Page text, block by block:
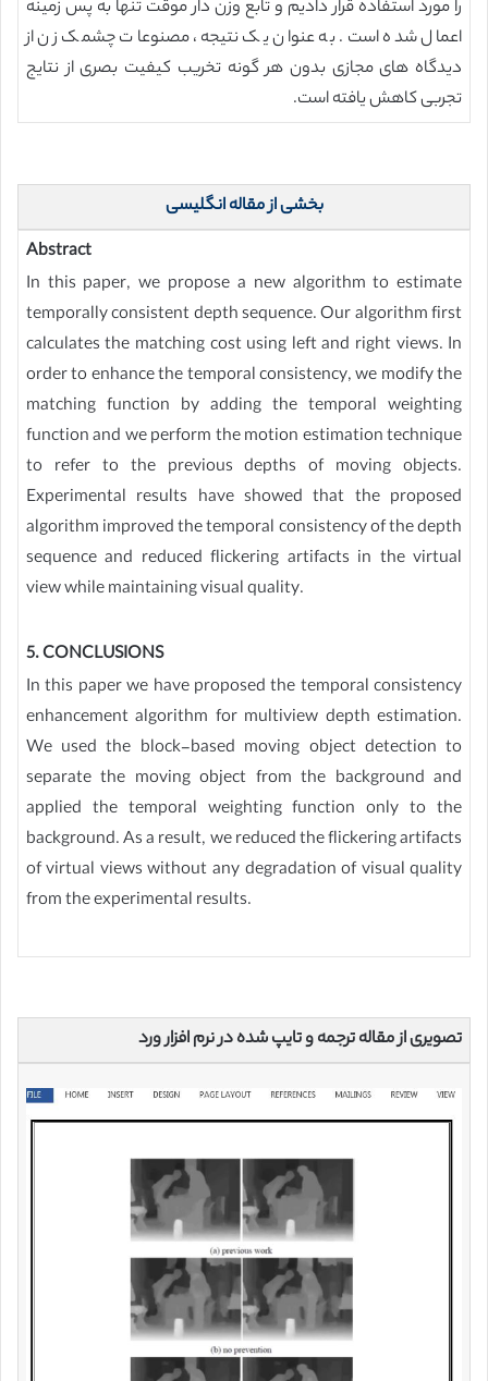
را مورد استفاده قرار دادیم و تابع وزن دار موقت تنها به پس زمینه
اعمال شده است. به عنوان یک نتیجه، مصنوعات چشمک زن از
دیدگاه های مجازی بدون هر گونه تخریب کیفیت بصری از نتایج
تجربی کاهش یافته است.
بخشی از مقاله انگلیسی
Abstract
In this paper, we propose a new algorithm to estimate
temporally consistent depth sequence. Our algorithm first
calculates the matching cost using left and right views. In
order to enhance the temporal consistency, we modify the
matching function by adding the temporal weighting
function and we perform the motion estimation technique
to refer to the previous depths of moving objects.
Experimental results have showed that the proposed
algorithm improved the temporal consistency of the depth
sequence and reduced flickering artifacts in the virtual
view while maintaining visual quality.
5. CONCLUSIONS
In this paper we have proposed the temporal consistency
enhancement algorithm for multiview depth estimation.
We used the block-based moving object detection to
separate the moving object from the background and
applied the temporal weighting function only to the
background. As a result, we reduced the flickering artifacts
of virtual views without any degradation of visual quality
from the experimental results.
تصویری از مقاله ترجمه و تایپ شده در نرم افزار ورد